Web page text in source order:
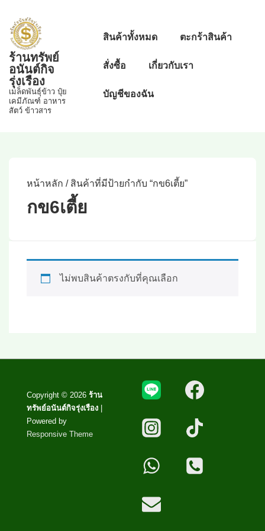
Skip
Main
Content
ร้านทรัพย์
อนันต์กิจ
รุ่งเรือง
เมล็ดพันธุ์ข้าว ปุ๋ย
เคมีภัณฑ์ อาหาร
สัตว์ ข้าวสาร
Main
สินค้าทั้งหมด ตะกร้าสินค้า
สั่งซื้อ เกี่ยวกับเรา
บัญชีของฉัน
หน้าหลัก / สินค้าที่มีป้ายกำกับ “กข6เตี้ย”
กข6เตี้ย
ไม่พบสินค้าตรงกับที่คุณเลือก
Copyright © 2026 ร้าน
ทรัพย์อนันต์กิจรุ่งเรือง
Powered by
Responsive Theme